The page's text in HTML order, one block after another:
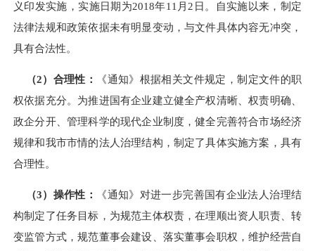
义印发实施，实施日期为2018年11 月 2 日。自实施以来，制定
法律法规和政策依据未有明显变动，与文件具体内容无冲突，
具有合法性。
（2）合理性： 《通知》 根据相关文件规定，制定文件的职
权依据充分。为推进国有企业建立健全产权清晰、权责明确、
政企分开、管理科学的现代企业制度，健全完善符合市场经济
规律和我市市情的法人治理结构，制定了具体实施方案，具有
合理性。
（3）操作性：
《通知》对进一步完善国有企业法人治理结
构制定了任务目标，为规范主体权责，在理顺出资人职责、转
变监管方式，规范董事会建设、落实董事会职权，维护经营自